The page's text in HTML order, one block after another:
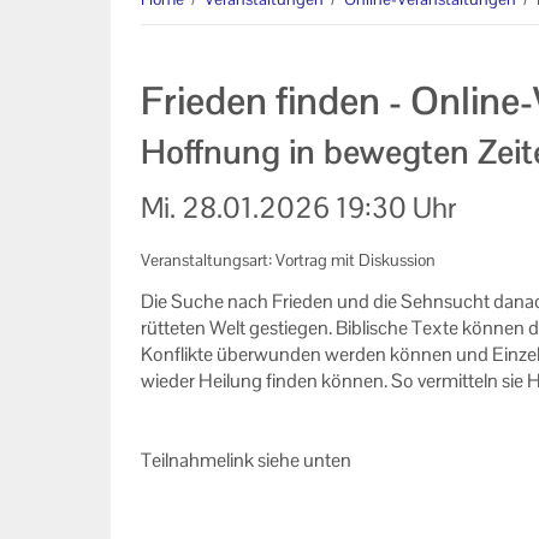
Frieden finden -
Hoffnung in bewegten
Mi. 28.01.2026 19:30 Uhr
Veranstaltungsart: Vortrag mit Diskussion
Die Suche nach Frie­den und die Sehn­sucht
rüt­te­ten Welt ge­stie­gen. Bi­bli­sche Texte kön­nen
Kon­flik­te über­wun­den wer­den kön­nen und
wie­der Hei­lung fin­den kön­nen. So ver­mit­teln sie
Teil­nah­me­link siehe unten